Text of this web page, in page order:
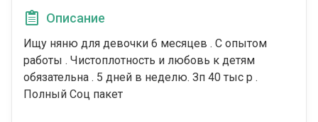
Описание
Ищу няню для девочки 6 месяцев . С опытом
работы . Чистоплотность и любовь к детям
обязательна . 5 дней в неделю. Зп 40 тыс р .
Полный Соц пакет